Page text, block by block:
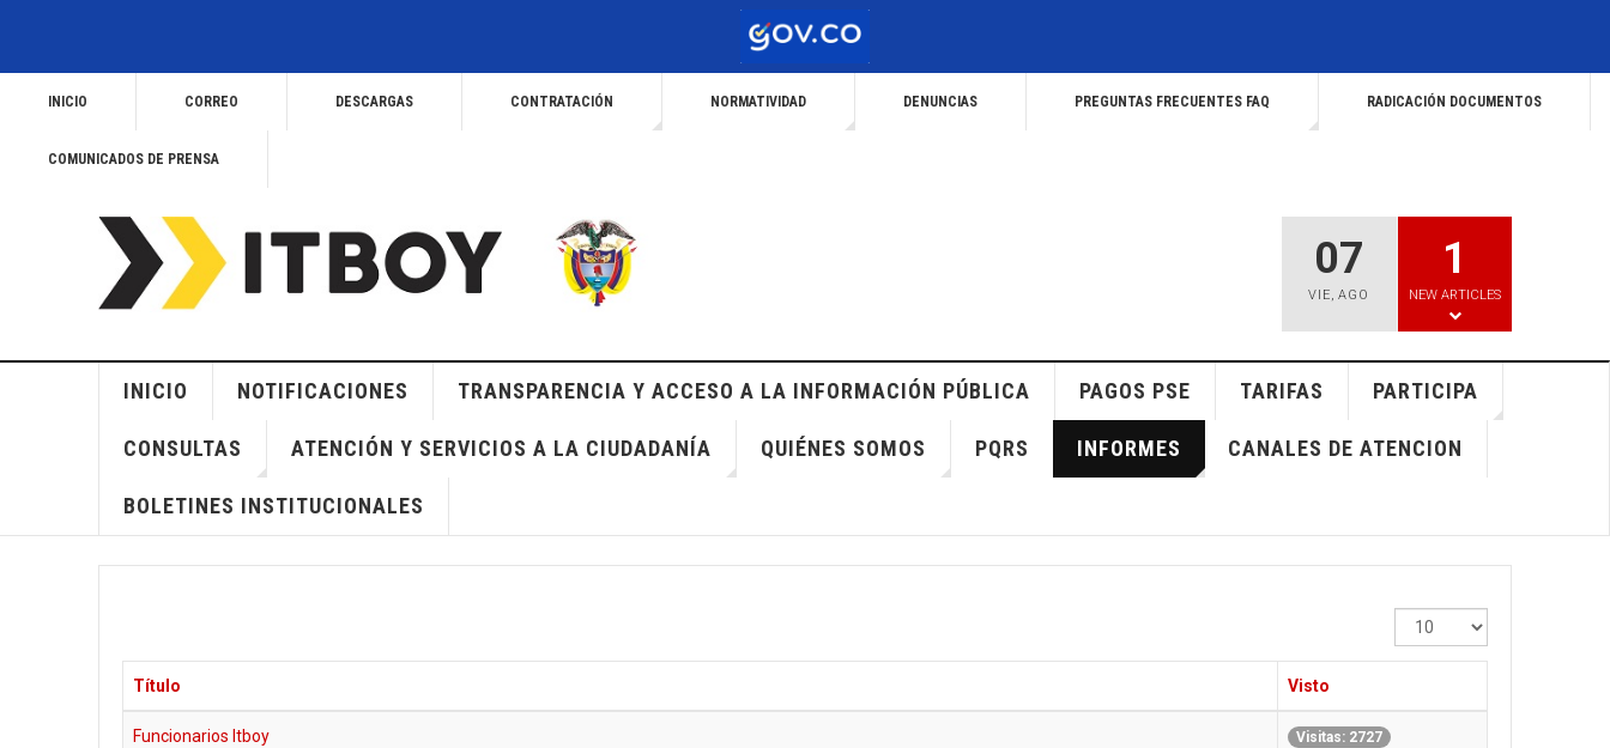
INICIO CORREO DESCARGAS CONTRATACIÓN NORMATIVIDAD DENUNCIAS PREGUNTAS FRECUENTES FAQ RADICACIÓN DOCUMENTOS
COMUNICADOS DE PRENSA
07
VIE,AGO
1
NEW ARTICLES
INICIO NOTIFICACIONES TRANSPARENCIA Y ACCESO A LA INFORMACIÓN PÚBLICA PAGOS PSE TARIFAS PARTICIPA
CONSULTAS ATENCIÓN Y SERVICIOS A LA CIUDADANÍA QUIÉNES SOMOS PQRS INFORMES CANALES DE ATENCION
BOLETINES INSTITUCIONALES
Cantidad
a
Título Visto
Funcionarios Itboy Visitas: 2727